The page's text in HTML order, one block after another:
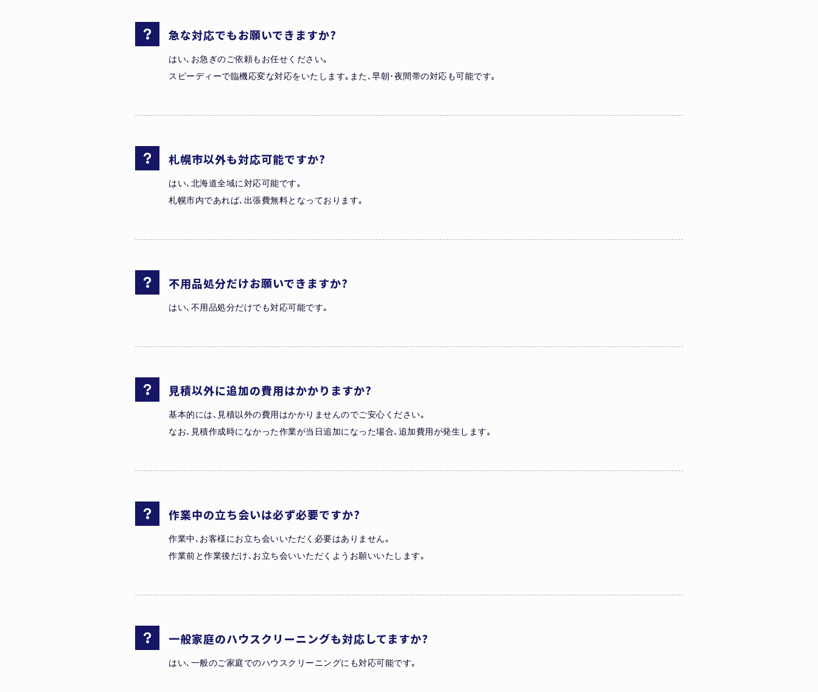
急な対応でもお願いできますか?
はい､お急ぎのご依頼もお任せください｡
スピーディーで臨機応変な対応をいたします｡また､早朝･夜間帯の対応も可能です｡
札幌市以外も対応可能ですか?
はい､北海道全域に対応可能です｡
札幌市内であれば､出張費無料となっております｡
不用品処分だけお願いできますか?
はい､不用品処分だけでも対応可能です｡
見積以外に追加の費用はかかりますか?
基本的には､見積以外の費用はかかりませんのでご安心ください｡
なお､見積作成時になかった作業が当日追加になった場合､追加費用が発生します｡
作業中の立ち会いは必ず必要ですか?
作業中､お客様にお立ち会いいただく必要はありません｡
作業前と作業後だけ､お立ち会いいただくようお願いいたします｡
一般家庭のハウスクリーニングも対応してますか?
はい､一般のご家庭でのハウスクリーニングにも対応可能です｡